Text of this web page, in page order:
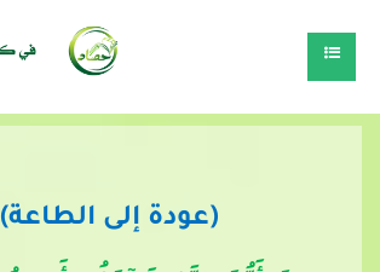
(عودة إلى الطاعة)